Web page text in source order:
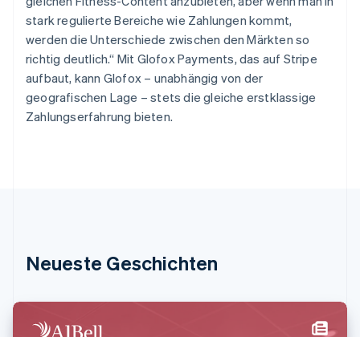
stark regulierte Bereiche wie Zahlungen kommt,
werden die Unterschiede zwischen den Märkten so
richtig deutlich.“ Mit Glofox Payments, das auf Stripe
aufbaut, kann Glofox – unabhängig von der
geografischen Lage – stets die gleiche erstklassige
Zahlungserfahrung bieten.
Neueste Geschichten
Griechenland
English
Indien
English
Irland
English
Italien
English
English